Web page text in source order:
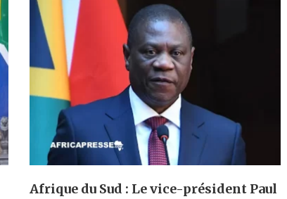
Afrique du Sud : Le vice-président Paul